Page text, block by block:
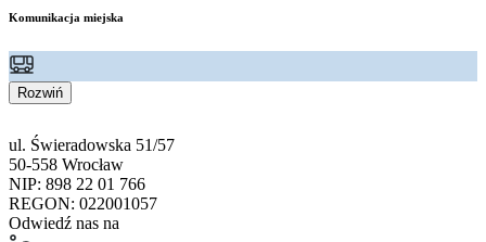
Komunikacja miejska
Rozwiń
ul. Świeradowska 51/57
50-558 Wrocław
NIP: 898 22 01 766
REGON: 022001057
Odwiedź nas na